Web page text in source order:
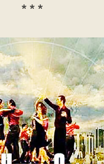
* * *